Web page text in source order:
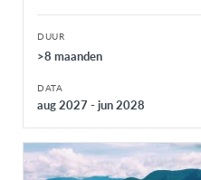
DUUR
>8 maanden
DATA
aug 2027 - jun 2028